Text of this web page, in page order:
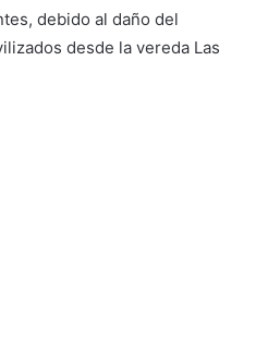
debido al daño del
desde la vereda Las